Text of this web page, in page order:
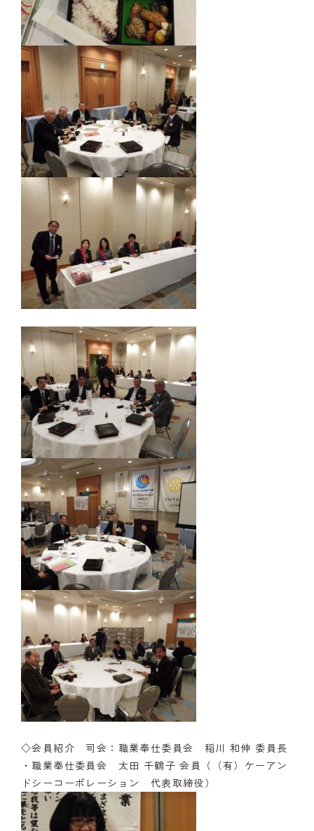
◇会員紹介 司会：職業奉仕委員会 稲川 和伸 委員長
・職業奉仕委員会 太田 千鶴子 会員（（有）ケーアン
ドシーコーポレーション 代表取締役）